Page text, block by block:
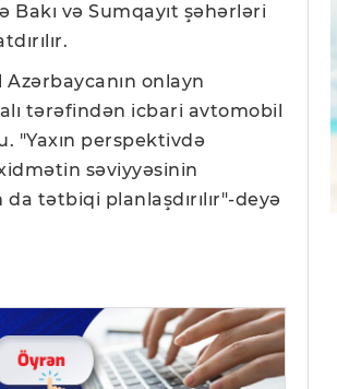
və Sumqayıt şəhərləri
onlayn
tərəfindən icbari avtomobil
"Yaxın perspektivdə
səviyyəsinin
tətbiqi planlaşdırılır"-deyə